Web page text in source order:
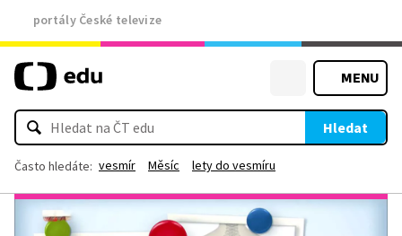
portály České televize
MENU
Hledat
Často hledáte: vesmír Měsíc lety do vesmíru